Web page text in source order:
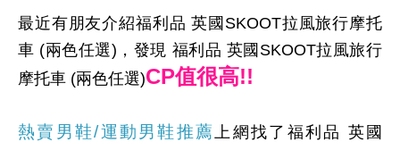
最近有朋友介紹福利品 英國SKOOT拉風旅行摩托
車 (兩色任選)，發現 福利品 英國SKOOT拉風旅行
摩托車 (兩色任選)CP值很高!!
熱賣男鞋/運動男鞋推薦上網找了福利品 英國